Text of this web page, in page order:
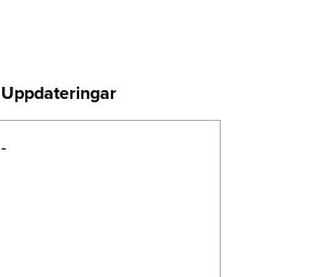
Uppdateringar
-